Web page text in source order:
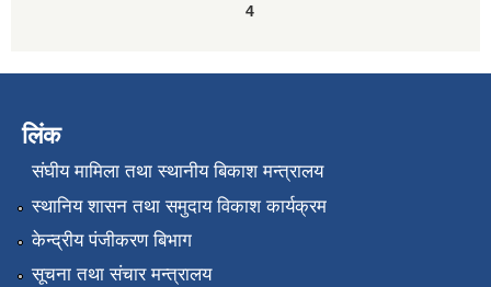
4
लिंक
संघीय मामिला तथा स्थानीय बिकाश मन्त्रालय
स्थानिय शासन तथा समुदाय विकाश कार्यक्रम
केन्द्रीय पंजीकरण बिभाग
सूचना तथा संचार मन्त्रालय